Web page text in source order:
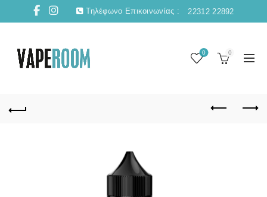
Τηλέφωνο Επικοινωνίας : 22312 22892
0 0